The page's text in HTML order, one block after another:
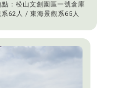
：松山文創園區一號倉庫
62人 / 東海景觀系65人